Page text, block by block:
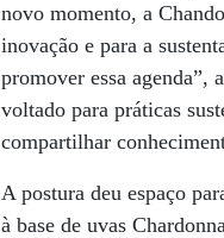
novo momento, a
inovação e para a
promover essa
voltado para práticas
compartilhar
A postura deu espaço
à base de uvas